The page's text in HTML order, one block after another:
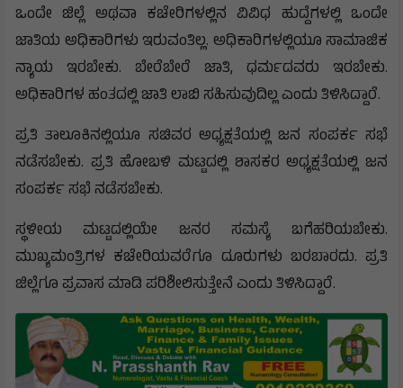
ಒಂದೇ ಜಿಲ್ಲೆ ಅಥವಾ ಕಚೇರಿಗಳಲ್ಲಿನ ವಿವಿಧ ಹುದ್ದೆಗಳಲ್ಲಿ ಒಂದೇ
ಜಾತಿಯ ಅಧಿಕಾರಿಗಳು ಇರುವಂತಿಲ್ಲ. ಅಧಿಕಾರಿಗಳಲ್ಲಿಯೂ ಸಾಮಾಜಿಕ
ನ್ಯಾಯ ಇರಬೇಕು. ಬೇರೆಬೇರೆ ಜಾತಿ, ಧರ್ಮದವರು ಇರಬೇಕು.
ಅಧಿಕಾರಿಗಳ ಹಂತದಲ್ಲಿ ಜಾತಿ ಲಾಬಿ ಸಹಿಸುವುದಿಲ್ಲ ಎಂದು ತಿಳಿಸಿದ್ದಾರೆ.
ಪ್ರತಿ ತಾಲೂಕಿನಲ್ಲಿಯೂ ಸಚಿವರ ಅಧ್ಯಕ್ಷತೆಯಲ್ಲಿ ಜನ ಸಂಪರ್ಕ ಸಭೆ
ನಡೆಸಬೇಕು. ಪ್ರತಿ ಹೋಬಳಿ ಮಟ್ಟದಲ್ಲಿ ಶಾಸಕರ ಅಧ್ಯಕ್ಷತೆಯಲ್ಲಿ ಜನ
ಸಂಪರ್ಕ ಸಭೆ ನಡೆಸಬೇಕು.
ಸ್ಥಳೀಯ ಮಟ್ಟದಲ್ಲಿಯೇ ಜನರ ಸಮಸ್ಯೆ ಬಗೆಹರಿಯಬೇಕು.
ಮುಖ್ಯಮಂತ್ರಿಗಳ ಕಚೇರಿಯವರೆಗೂ ದೂರುಗಳು ಬರಬಾರದು. ಪ್ರತಿ
ಜಿಲ್ಲೆಗೂ ಪ್ರವಾಸ ಮಾಡಿ ಪರಿಶೀಲಿಸುತ್ತೇನೆ ಎಂದು ತಿಳಿಸಿದ್ದಾರೆ.